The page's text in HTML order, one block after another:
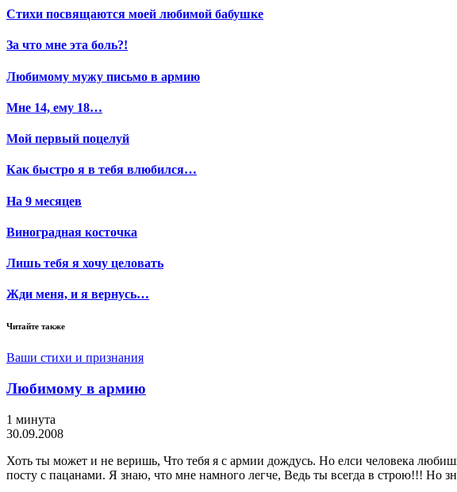
Стихи посвящаются моей любимой бабушке
За что мне эта боль?!
Любимому мужу письмо в армию
Мне 14, ему 18…
Мой первый поцелуй
Как быстро я в тебя влюбился…
На 9 месяцев
Виноградная косточка
Лишь тебя я хочу целовать
Жди меня, и я вернусь…
Читайте также
Ваши стихи и признания
Любимому в армию
1 минута
30.09.2008
Хоть ты может и не веришь, Что тебя я с армии дождусь. Но елси человека
посту с пацанами. Я знаю, что мне намного легче, Ведь ты всегда в строю!!! Но